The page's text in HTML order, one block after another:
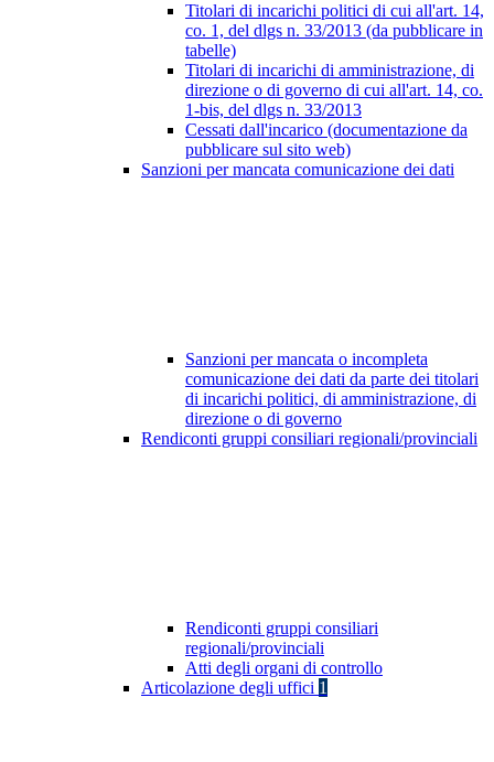
Titolari di incarichi politici di cui all'art. 14,
co. 1, del dlgs n. 33/2013 (da pubblicare in
tabelle)
Titolari di incarichi di amministrazione, di
direzione o di governo di cui all'art. 14, co.
1-bis, del dlgs n. 33/2013
Cessati dall'incarico (documentazione da
pubblicare sul sito web)
Sanzioni per mancata comunicazione dei dati
Sanzioni per mancata o incompleta
comunicazione dei dati da parte dei titolari
di incarichi politici, di amministrazione, di
direzione o di governo
Rendiconti gruppi consiliari regionali/provinciali
Rendiconti gruppi consiliari
regionali/provinciali
Atti degli organi di controllo
Articolazione degli uffici 1